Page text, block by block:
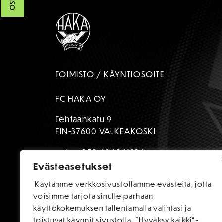
Evästeasetukset
Käytämme verkkosivustollamme evästeitä, jotta
voisimme tarjota sinulle parhaan
käyttökokemuksen tallentamalla valintasi ja
toistuvat käynnit sivustolla. "Hyväksy kaikki"-
TOIMISTO / KÄYNTIOSOITE
FC HAKA OY
Tehtaankatu 9
FIN-37600 VALKEAKOSKI
puh:+358 404841934
toimisto@fchaka.fi